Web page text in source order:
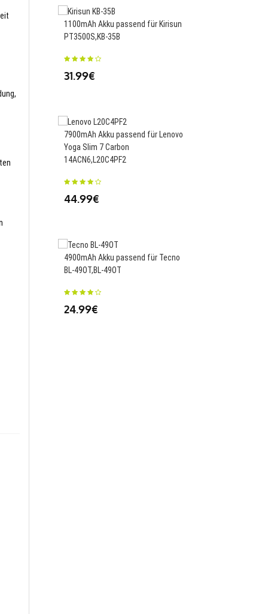
1100mAh Akku passend für Kirisun
PT3500S,KB-35B
31.99€
7900mAh Akku passend für Lenovo
Yoga Slim 7 Carbon
14ACN6,L20C4PF2
44.99€
4900mAh Akku passend für Tecno
BL-49OT,BL-49OT
24.99€